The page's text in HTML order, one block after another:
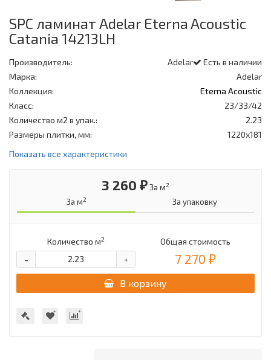
SPC ламинат Adelar Eterna Acoustic
Catania 14213LH
Есть в наличии
Производитель:
Adelar
Марка:
Adelar
Коллекция:
Eterna Acoustic
Класс:
23/33/42
Количество м2 в упак.:
2.23
Размеры плитки, мм:
1220х181
Показать все характеристики
3 260 ₽За м2
За м2 За упаковку
Количество м2
+
-
Общая стоимость
7 270 ₽
В корзину